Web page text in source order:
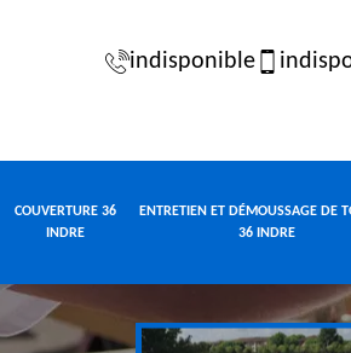
indisponible
COUVERTURE 36
INDRE
ENTRETIEN ET DÉMOUSSAGE DE
36 INDRE